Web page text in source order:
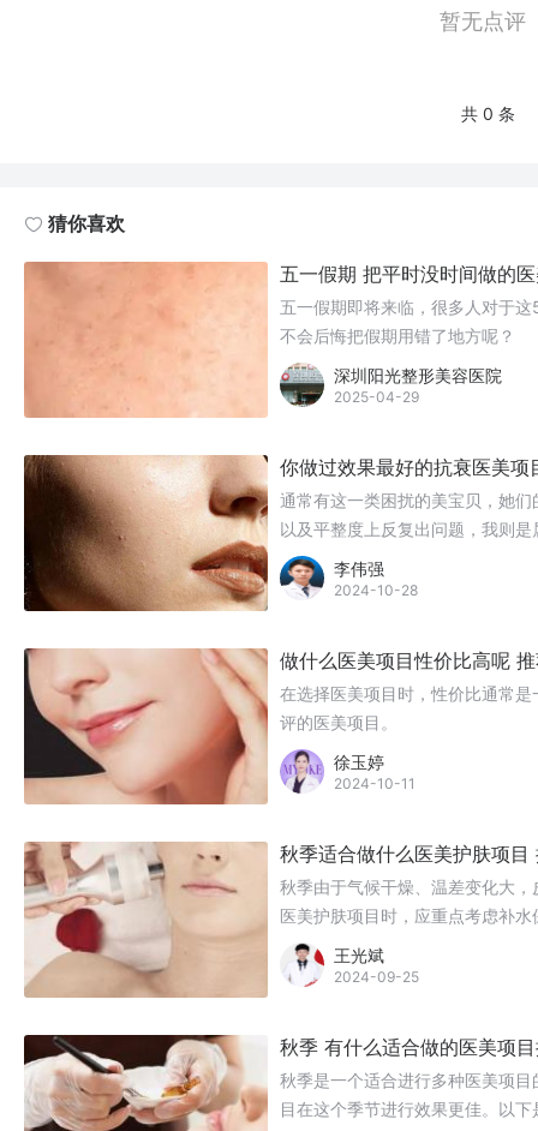
暂无点评
共 0 条
猜你喜欢
五一假期 把平时没时间做的
五一假期即将来临，很多人对于
不会后悔把假期用错了地方呢？
深圳阳光整形美容医院
2025-04-29
你做过效果最好的抗衰医美项
通常有这一类困扰的美宝贝，她
以及平整度上反复出问题，我则
李伟强
2024-10-28
做什么医美项目性价比高呢
在选择医美项目时，性价比通常
评的医美项目。
徐玉婷
2024-10-11
秋季适合做什么医美护肤项目
秋季由于气候干燥、温差变化大
医美护肤项目时，应重点考虑补
秋季的医美护肤项目推荐。
王光斌
2024-09-25
秋季 有什么适合做的医美项
秋季是一个适合进行多种医美项
目在这个季节进行效果更佳。以